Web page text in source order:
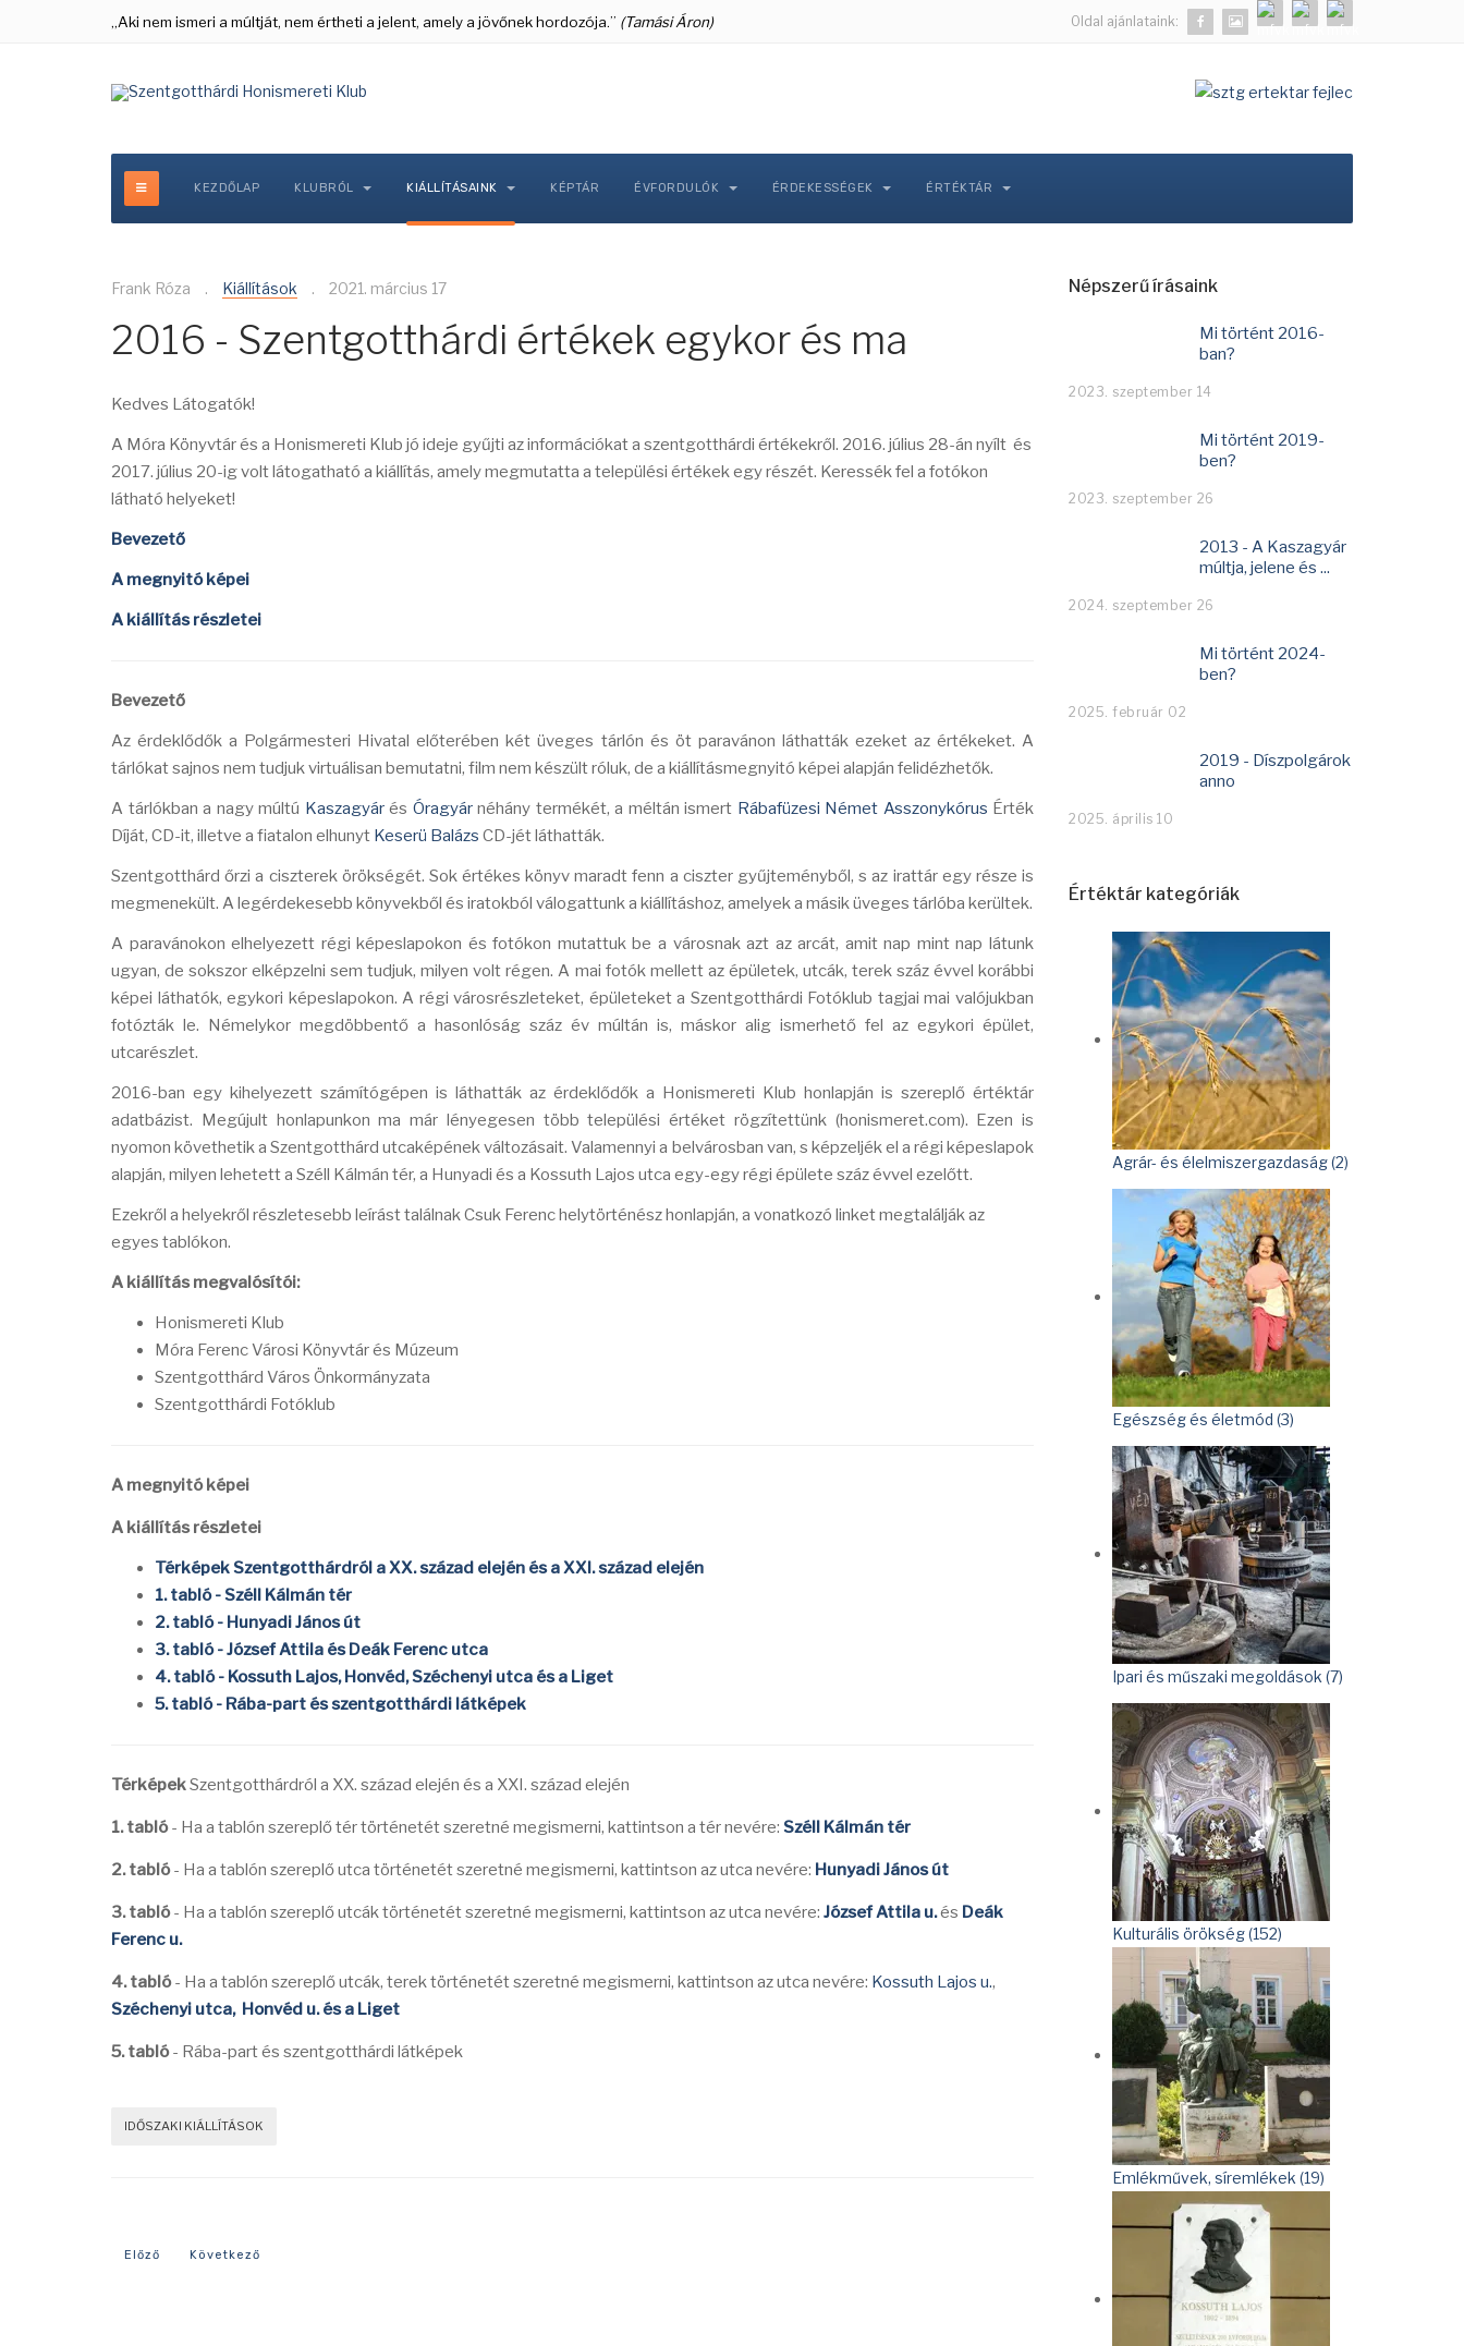
„Aki nem ismeri a múltját, nem értheti a jelent, amely a jövőnek hordozója.” (Tamási Áron) Oldal ajánlataink:
KEZDŐLAP KLUBRÓL KIÁLLÍTÁSAINK KÉPTÁR ÉVFORDULÓK ÉRDEKESSÉGEK ÉRTÉKTÁR
Frank Róza Kiállítások 2021. március 17
2016 - Szentgotthárdi értékek egykor és ma
Kedves Látogatók!
A Móra Könyvtár és a Honismereti Klub jó ideje gyűjti az információkat a szentgotthárdi értékekről. 2016. július 28-án nyílt és
2017. július 20-ig volt látogatható a kiállítás, amely megmutatta a települési értékek egy részét. Keressék fel a fotókon
látható helyeket!
Bevezető
A megnyitó képei
A kiállítás részletei
Bevezető
Az érdeklődők a Polgármesteri Hivatal előterében két üveges tárlón és öt paravánon láthatták ezeket az értékeket. A
tárlókat sajnos nem tudjuk virtuálisan bemutatni, film nem készült róluk, de a kiállításmegnyitó képei alapján felidézhetők.
A tárlókban a nagy múltú Kaszagyár és Óragyár néhány termékét, a méltán ismert Rábafüzesi Német Asszonykórus Érték
Díját, CD-it, illetve a fiatalon elhunyt Keserü Balázs CD-jét láthatták.
Szentgotthárd őrzi a ciszterek örökségét. Sok értékes könyv maradt fenn a ciszter gyűjteményből, s az irattár egy része is
megmenekült. A legérdekesebb könyvekből és iratokból válogattunk a kiállításhoz, amelyek a másik üveges tárlóba kerültek.
A paravánokon elhelyezett régi képeslapokon és fotókon mutattuk be a városnak azt az arcát, amit nap mint nap látunk
ugyan, de sokszor elképzelni sem tudjuk, milyen volt régen. A mai fotók mellett az épületek, utcák, terek száz évvel korábbi
képei láthatók, egykori képeslapokon. A régi városrészleteket, épületeket a Szentgotthárdi Fotóklub tagjai mai valójukban
fotózták le. Némelykor megdöbbentő a hasonlóság száz év múltán is, máskor alig ismerhető fel az egykori épület,
utcarészlet.
2016-ban egy kihelyezett számítógépen is láthatták az érdeklődők a Honismereti Klub honlapján is szereplő értéktár
adatbázist. Megújult honlapunkon ma már lényegesen több települési értéket rögzítettünk (honismeret.com). Ezen is
nyomon követhetik a Szentgotthárd utcaképének változásait. Valamennyi a belvárosban van, s képzeljék el a régi képeslapok
alapján, milyen lehetett a Széll Kálmán tér, a Hunyadi és a Kossuth Lajos utca egy-egy régi épülete száz évvel ezelőtt.
Ezekről a helyekről részletesebb leírást találnak Csuk Ferenc helytörténész honlapján, a vonatkozó linket megtalálják az
egyes tablókon.
A kiállítás megvalósítói:
Honismereti Klub
Móra Ferenc Városi Könyvtár és Múzeum
Szentgotthárd Város Önkormányzata
Szentgotthárdi Fotóklub
A megnyitó képei
A kiállítás részletei
Térképek Szentgotthárdról a XX. század elején és a XXI. század elején
1. tabló - Széll Kálmán tér
2. tabló - Hunyadi János út
3. tabló - József Attila és Deák Ferenc utca
4. tabló - Kossuth Lajos, Honvéd, Széchenyi utca és a Liget
5. tabló - Rába-part és szentgotthárdi látképek
TérképekSzentgotthárdról a XX. század elején és a XXI. század elején
1. tabló- Ha a tablón szereplő tér történetét szeretné megismerni, kattintson a tér nevére: Széll Kálmán tér
2. tabló- Ha a tablón szereplő utca történetét szeretné megismerni, kattintson az utca nevére: Hunyadi János út
3. tabló- Ha a tablón szereplő utcák történetét szeretné megismerni, kattintson az utca nevére: József Attila u.és Deák
Ferenc u.
4. tabló- Ha a tablón szereplő utcák, terek történetét szeretné megismerni, kattintson az utca nevére: Kossuth Lajos u.,
Széchenyi utca, Honvéd u. és a Liget
5. tabló- Rába-part és szentgotthárdi látképek
IDŐSZAKI KIÁLLÍTÁSOK
Előző cikk: 2019 - Szentgotthárd egészségügye
Előző Következő cikk: Hírességek csarnoka
Következő
Népszerű írásaink
Mi történt 2016-
ban?
2023. szeptember 14
Mi történt 2019-
ben?
2023. szeptember 26
2013 - A Kaszagyár
múltja, jelene és ...
2024. szeptember 26
Mi történt 2024-
ben?
2025. február 02
2019 - Díszpolgárok
anno
2025. április 10
Értéktár kategóriák
Agrár- és élelmiszergazdaság (2)
Egészség és életmód (3)
Ipari és műszaki megoldások (7)
Kulturális örökség (152)
Emlékművek, síremlékek (19)